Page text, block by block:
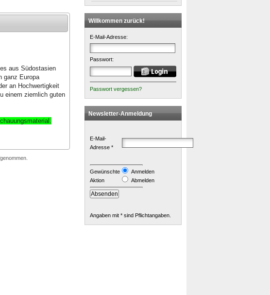
aus Südostasien
ganz Europa
an Hochwertigkeit
einem ziemlich guten
Willkommen zurück!
E-Mail-Adresse:
Passwort:
Passwort vergessen?
Newsletter-Anmeldung
E-Mail-
Adresse *
Gewünschte
Aktion
Anmelden
Abmelden
Angaben mit * sind Pflichtangaben.